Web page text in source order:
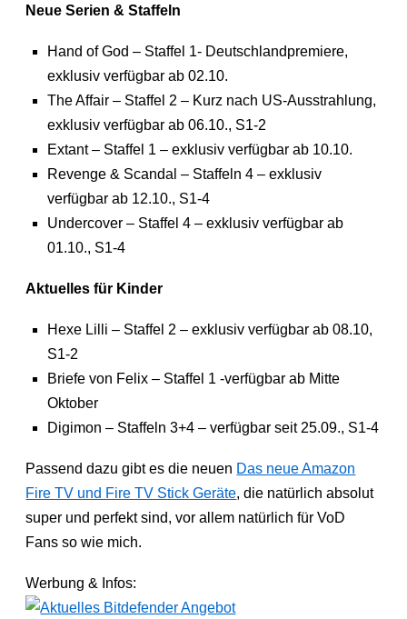
Neue Serien & Staffeln
Hand of God – Staffel 1- Deutschlandpremiere,
exklusiv verfügbar ab 02.10.
The Affair – Staffel 2 – Kurz nach US-Ausstrahlung,
exklusiv verfügbar ab 06.10., S1-2
Extant – Staffel 1 – exklusiv verfügbar ab 10.10.
Revenge & Scandal – Staffeln 4 – exklusiv
verfügbar ab 12.10., S1-4
Undercover – Staffel 4 – exklusiv verfügbar ab
01.10., S1-4
Aktuelles für Kinder
Hexe Lilli – Staffel 2 – exklusiv verfügbar ab 08.10,
S1-2
Briefe von Felix – Staffel 1 -verfügbar ab Mitte
Oktober
Digimon – Staffeln 3+4 – verfügbar seit 25.09., S1-4
Passend dazu gibt es die neuen Das neue Amazon
Fire TV und Fire TV Stick Geräte, die natürlich absolut
super und perfekt sind, vor allem natürlich für VoD
Fans so wie mich.
Werbung & Infos: